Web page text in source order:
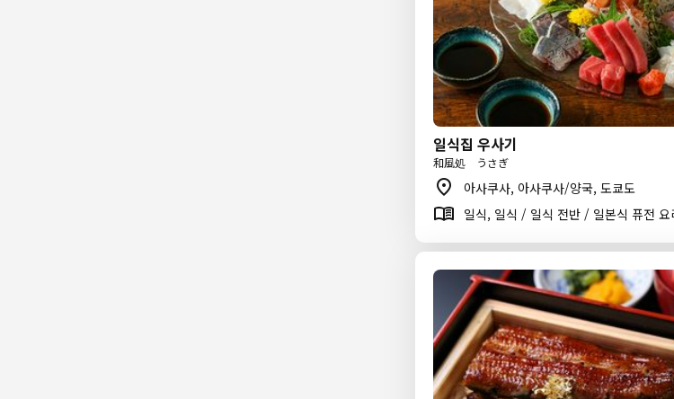
일식집 우사기
和風処 うさぎ
아사쿠사, 아사쿠사/양국, 도쿄도
일식, 일식 / 일식 전반 / 일본식 퓨전